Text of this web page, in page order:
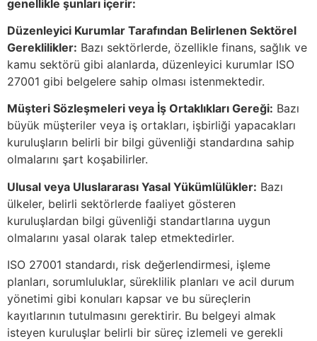
genellikle şunları içerir:
Düzenleyici Kurumlar Tarafından Belirlenen Sektörel
Gereklilikler: Bazı sektörlerde, özellikle finans, sağlık ve
kamu sektörü gibi alanlarda, düzenleyici kurumlar ISO
27001 gibi belgelere sahip olması istenmektedir.
Müşteri Sözleşmeleri veya İş Ortaklıkları Gereği: Bazı
büyük müşteriler veya iş ortakları, işbirliği yapacakları
kuruluşların belirli bir bilgi güvenliği standardına sahip
olmalarını şart koşabilirler.
Ulusal veya Uluslararası Yasal Yükümlülükler: Bazı
ülkeler, belirli sektörlerde faaliyet gösteren
kuruluşlardan bilgi güvenliği standartlarına uygun
olmalarını yasal olarak talep etmektedirler.
ISO 27001 standardı, risk değerlendirmesi, işleme
planları, sorumluluklar, süreklilik planları ve acil durum
yönetimi gibi konuları kapsar ve bu süreçlerin
kayıtlarının tutulmasını gerektirir. Bu belgeyi almak
isteyen kuruluşlar belirli bir süreç izlemeli ve gerekli